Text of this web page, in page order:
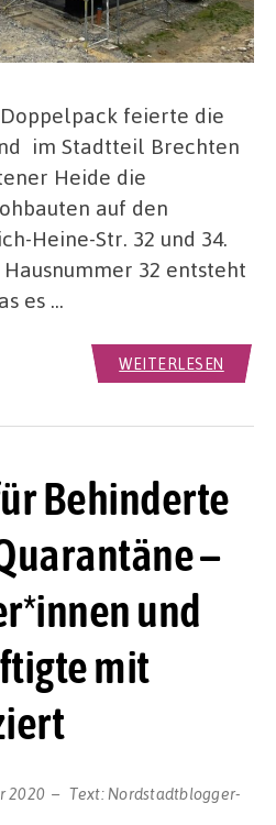
feierte die
im Stadtteil Brechten
Heide die
auf den
Heine-Str. 32 und 34.
32 entsteht
es …
WEITERLESEN
Behinderte
–
und
mit
2020 Text: Nordstadtblogger-